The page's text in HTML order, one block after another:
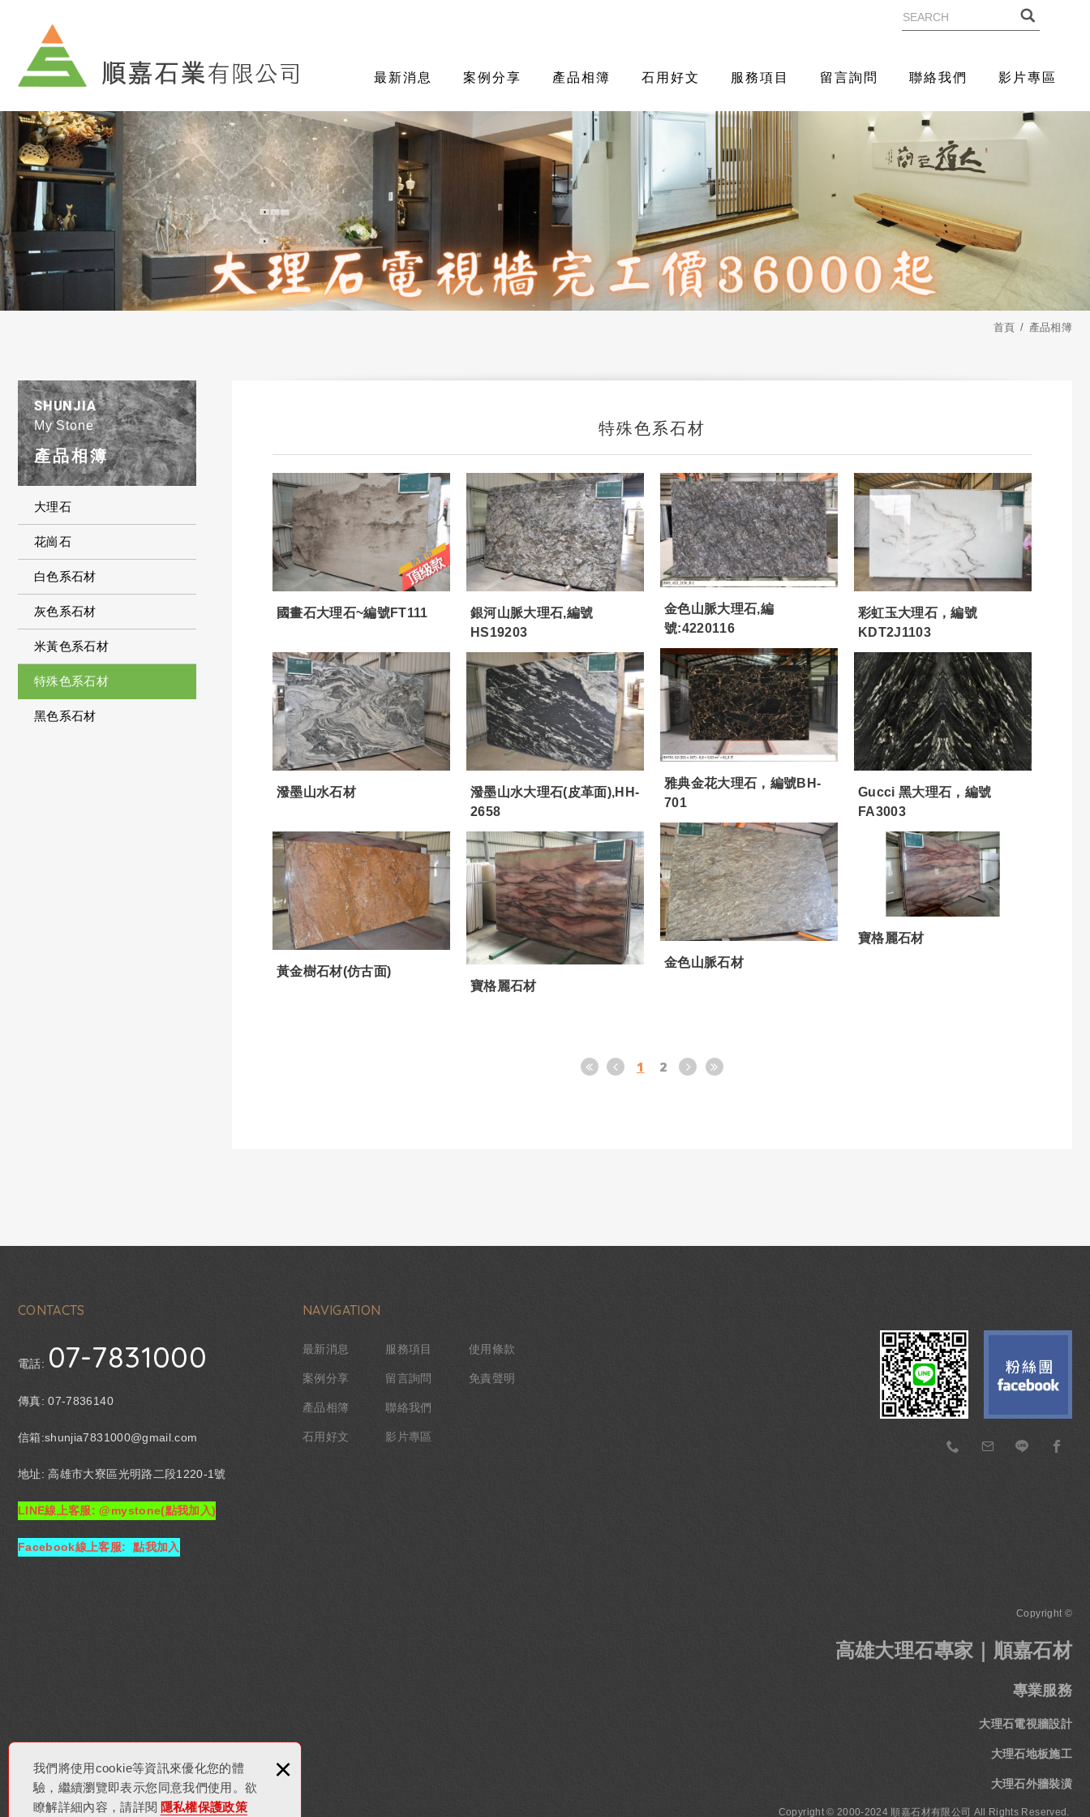
我們將使用cookie等資訊來優化您的體
驗，繼續瀏覽即表示您同意我們使用。欲
瞭解詳細內容，請詳閱 隱私權保護政策
×
最新消息 案例分享 產品相簿 石用好文 服務項目 留言詢問 聯絡我們 影片專區
首頁 產品相簿
SHUNJIA
My Stone
產品相簿
大理石
花崗石
白色系石材
灰色系石材
米黃色系石材
特殊色系石材
黑色系石材
特殊色系石材
國畫石大理石~編號FT111
銀河山脈大理石,編號
HS19203
金色山脈大理石,編
號:4220116
彩虹玉大理石，編號
KDT2J1103
雅典金花大理石，編號BH-
701
潑墨山水石材
潑墨山水大理石(皮革面),HH-
2658
Gucci 黑大理石，編號
FA3003
金色山脈石材
黃金樹石材(仿古面)
寶格麗石材
寶格麗石材
1 2
CONTACTS
電話: 07-7831000
傳真: 07-7836140
信箱:shunjia7831000@gmail.com
地址: 高雄市大寮區光明路二段1220-1號
LINE線上客服: @mystone(點我加入)
Facebook線上客服: 點我加入
NAVIGATION
最新消息
案例分享
產品相簿
石用好文
服務項目
留言詢問
聯絡我們
影片專區
使用條款
免責聲明
Copyright ©
高雄大理石專家｜順嘉石材
專業服務
大理石電視牆設計
大理石地板施工
大理石外牆裝潢
Copyright © 2000-2024 順嘉石材有限公司 All Rights Reserved.